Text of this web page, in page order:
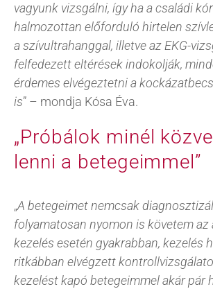
vagyunk vizsgálni, így ha a családi
halmozottan előforduló hirtelen
a szívultrahanggal, illetve az EKG-
felfedezett eltérések indokolják,
érdemes elvégeztetni a
is” – mondja Kósa Éva.
„Próbálok minél
lenni a betegeimmel”
„A betegeimet nemcsak
folyamatosan nyomon is követem az
kezelés esetén gyakrabban, kezelés
ritkábban elvégzett
kezelést kapó betegeimmel akár pár